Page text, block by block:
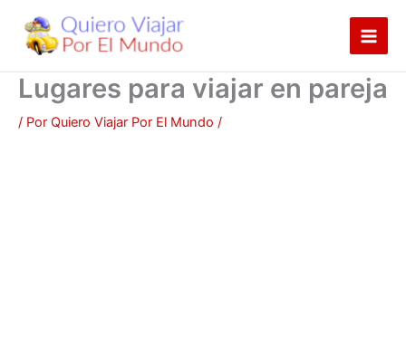
contenido
Lugares para viajar en pareja
/ Por Quiero Viajar Por El Mundo /